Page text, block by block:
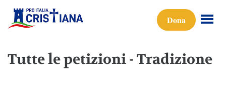
Dona
Tutte le petizioni - Tradizione